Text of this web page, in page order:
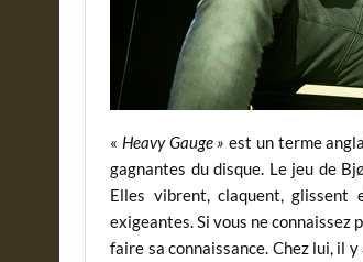
« Heavy Gauge » est un terme
gagnantes du disque. Le jeu de
Elles vibrent, claquent,
exigeantes. Si vous ne connaissez
faire sa connaissance. Chez lui, il